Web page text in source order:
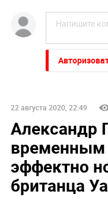
22 августа 2020, 22:49
Александр
временным
эффектно
британца